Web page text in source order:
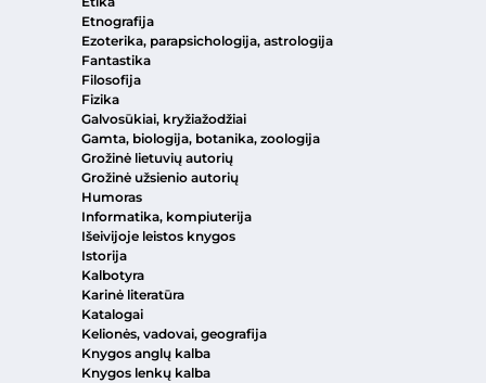
Etnografija
Ezoterika, parapsichologija, astrologija
Fantastika
Filosofija
Fizika
Galvosūkiai, kryžiažodžiai
Gamta, biologija, botanika, zoologija
Grožinė lietuvių autorių
Grožinė užsienio autorių
Humoras
Informatika, kompiuterija
Išeivijoje leistos knygos
Istorija
Kalbotyra
Karinė literatūra
Katalogai
Kelionės, vadovai, geografija
Knygos anglų kalba
Knygos lenkų kalba